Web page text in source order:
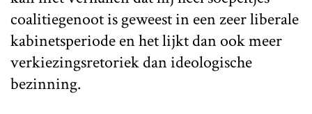
coalitiegenoot is geweest in een zeer liberale
kabinetsperiode en het lijkt dan ook meer
verkiezingsretoriek dan ideologische
bezinning.